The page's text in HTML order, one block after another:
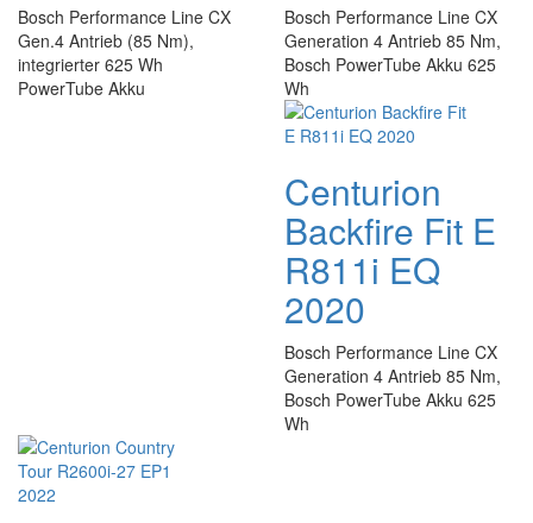
Bosch Performance Line CX
Gen.4 Antrieb (85 Nm),
integrierter 625 Wh
PowerTube Akku
Bosch Performance Line CX
Generation 4 Antrieb 85 Nm,
Bosch PowerTube Akku 625
Wh
Centurion
Backfire Fit E
R811i EQ
2020
Bosch Performance Line CX
Generation 4 Antrieb 85 Nm,
Bosch PowerTube Akku 625
Wh